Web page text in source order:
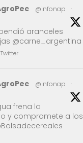
@infonap
·
aranceles
@carne_argentina
Twitter
@infonap
·
frena la
y compromete a los